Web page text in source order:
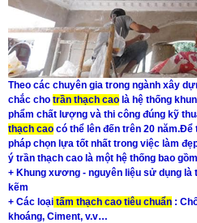
Theo các chuyên gia trong ngành xây
chắc cho trần thạch cao là hệ thống
phẩm chất lượng và thi công đúng kỹ
thạch cao có thể lên đến trên 20 năm.Để
pháp chọn lựa tốt nhất trong việc làm
ý trần thạch cao là một hệ thống bao
+ Khung xương - nguyên liệu sử dụng là
kẽm
+ Các loại tấm thạch cao tiêu chuẩn :
khoáng, Ciment, v.v…